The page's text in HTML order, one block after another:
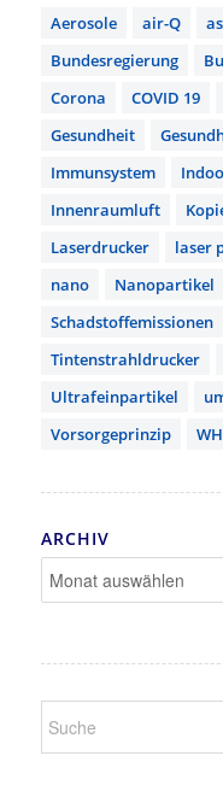
Aerosole air-Q
Bundesregierung
Corona
COVID 19
Gesundheit
Immunsystem
Innenraumluft
Laserdrucker
laser
nano
Nanopartikel
Schadstoffemissionen
Tintenstrahldrucker
Ultrafeinpartikel
Vorsorgeprinzip
ARCHIV